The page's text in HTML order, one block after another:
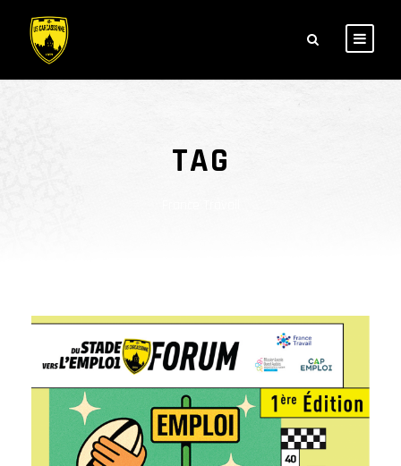
TAG